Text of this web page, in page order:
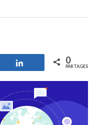
Partagez 0
PARTAGES